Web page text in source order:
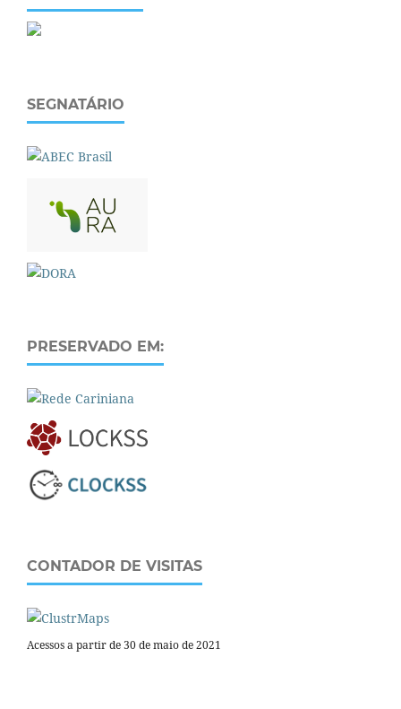
SEGNATÁRIO
PRESERVADO EM:
CONTADOR DE VISITAS
Acessos a partir de 30 de maio de 2021